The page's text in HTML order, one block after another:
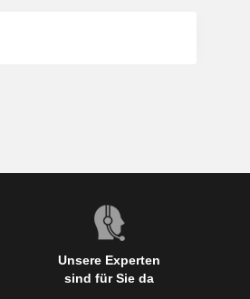
Unsere Experten
sind für Sie da